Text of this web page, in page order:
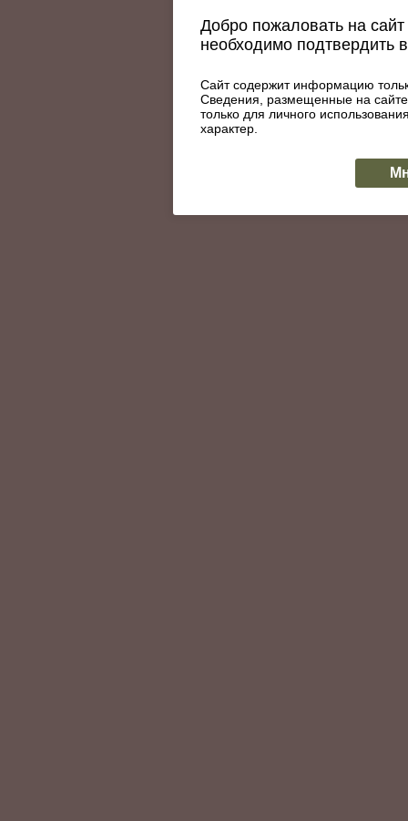
Добро пожаловать на
необходимо подтвердить
Сайт содержит информацию
Сведения, размещенные на
только для личного
характер.